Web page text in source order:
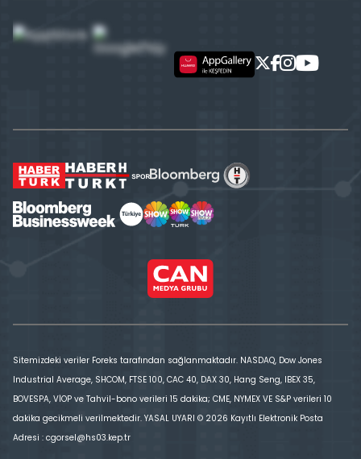
Sitemizdeki veriler Foreks tarafından sağlanmaktadır. NASDAQ, Dow Jones
Industrial Average, SHCOM, FTSE 100, CAC 40, DAX 30, Hang Seng, IBEX 35,
BOVESPA, VİOP ve Tahvil-bono verileri 15 dakika; CME, NYMEX VE S&P verileri 10
dakika gecikmeli verilmektedir. YASAL UYARI © 2026 Kayıtlı Elektronik Posta
Adresi : cgorsel@hs03.kep.tr